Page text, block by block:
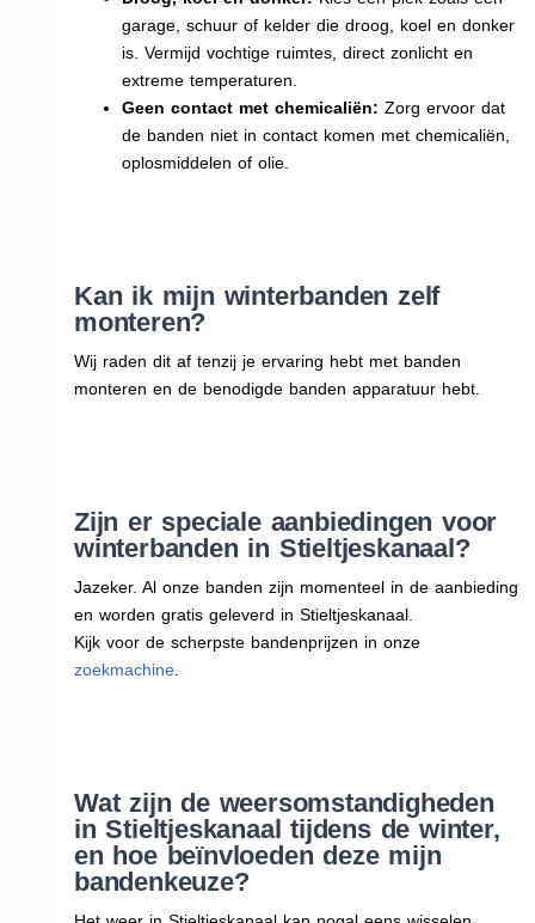
garage, schuur of kelder die droog, koel en donker
is. Vermijd vochtige ruimtes, direct zonlicht en
extreme temperaturen.
Geen contact met chemicaliën: Zorg ervoor dat
de banden niet in contact komen met chemicaliën,
oplosmiddelen of olie.
Kan ik mijn winterbanden zelf
monteren?
Wij raden dit af tenzij je ervaring hebt met banden
monteren en de benodigde banden apparatuur hebt.
Zijn er speciale aanbiedingen voor
winterbanden in Stieltjeskanaal?
Jazeker. Al onze banden zijn momenteel in de aanbieding
en worden gratis geleverd in Stieltjeskanaal.
Kijk voor de scherpste bandenprijzen in onze
zoekmachine.
Wat zijn de weersomstandigheden
in Stieltjeskanaal tijdens de winter,
en hoe beïnvloeden deze mijn
bandenkeuze?